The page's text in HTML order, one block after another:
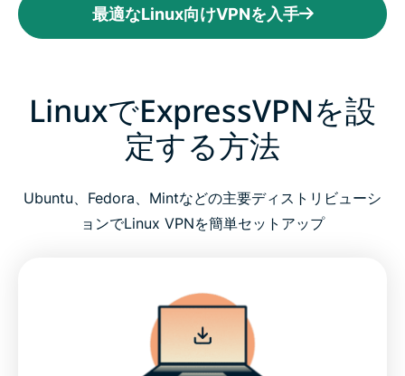
最適なLinux向けVPNを入手
LinuxでExpressVPNを設
定する方法
Ubuntu、Fedora、Mintなどの主要ディストリビューシ
ョンでLinux VPNを簡単セットアップ